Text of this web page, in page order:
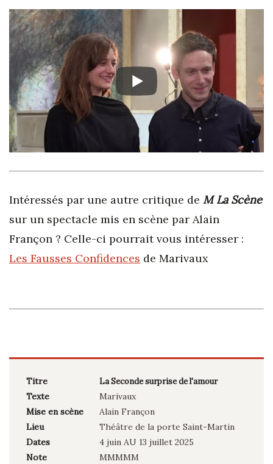
Intéressés par une autre critique de M La Scène
sur un spectacle mis en scène par Alain
Françon ? Celle-ci pourrait vous intéresser :
Les Fausses Confidences de Marivaux
Titre La Seconde surprise de l'amour
Texte
Marivaux
Mise en scène
Alain Françon
Lieu
Théâtre de la porte Saint-Martin
Dates
4 juin AU 13 juillet 2025
Note
MMMMM